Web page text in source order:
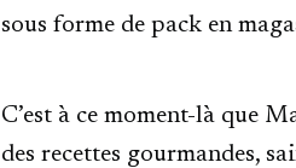
sous forme de pack en
C’est à ce moment-là que
des recettes gourmandes,